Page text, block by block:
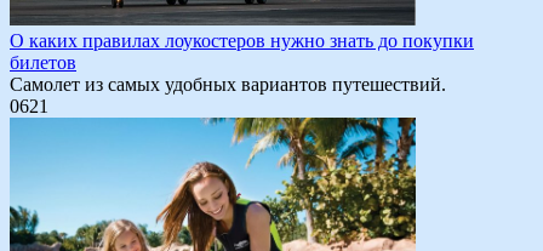
О каких правилах лоукостеров нужно знать до покупки
билетов
Самолет из самых удобных вариантов путешествий.
0621